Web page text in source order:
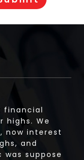
financial
highs. We
now interest
and
suppose